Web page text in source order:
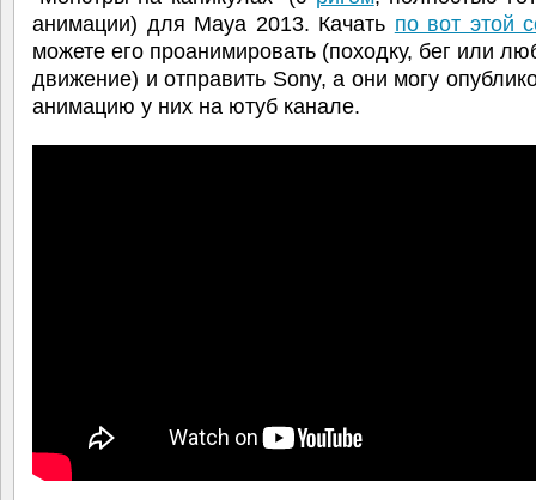
анимации) для Maya 2013. Качать по вот этой
можете его проанимировать (походку, бег или
движение) и отправить Sony, а они могу
анимацию у них на ютуб канале.